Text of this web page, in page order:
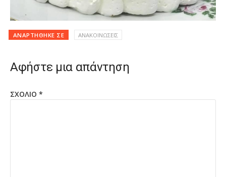
ΑΝΑΡΤΉΘΗΚΕ ΣΕ ΑΝΑΚΟΙΝΩΣΕΙΣ
Αφήστε μια απάντηση
ΣΧΌΛΙΟ *